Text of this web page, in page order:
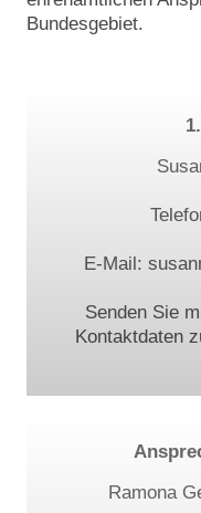
Bundesgebiet.
E-Mail:
Senden Sie
Kontaktdaten
Ramona